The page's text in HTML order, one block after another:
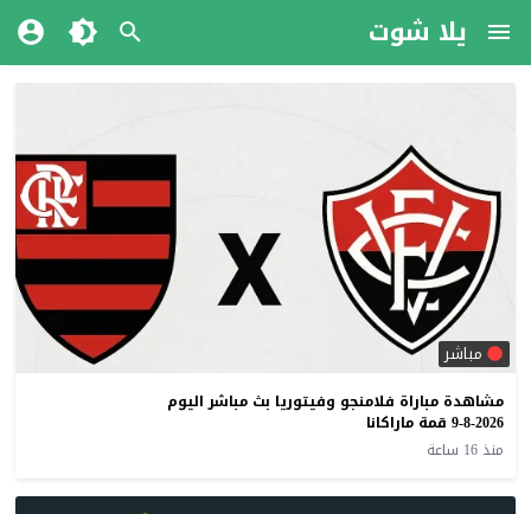
يلا شوت
مباشر
مشاهدة مباراة فلامنجو وفيتوريا بث مباشر اليوم
9-8-2026 قمة ماراكانا
منذ 16 ساعة